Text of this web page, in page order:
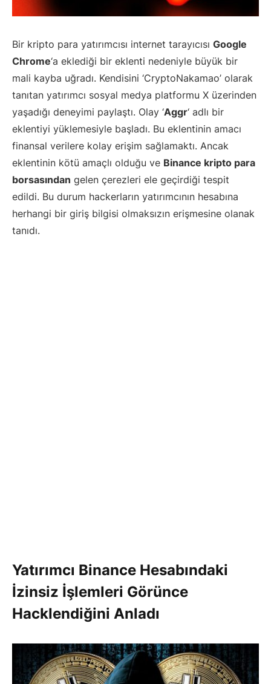
Bir kripto para yatırımcısı internet tarayıcısı Google
Chrome‘a eklediği bir eklenti nedeniyle büyük bir
mali kayba uğradı. Kendisini ‘CryptoNakamao’ olarak
tanıtan yatırımcı sosyal medya platformu X üzerinden
yaşadığı deneyimi paylaştı. Olay ‘Aggr‘ adlı bir
eklentiyi yüklemesiyle başladı. Bu eklentinin amacı
finansal verilere kolay erişim sağlamaktı. Ancak
eklentinin kötü amaçlı olduğu ve Binance kripto para
borsasından gelen çerezleri ele geçirdiği tespit
edildi. Bu durum hackerların yatırımcının hesabına
herhangi bir giriş bilgisi olmaksızın erişmesine olanak
tanıdı.
Yatırımcı Binance Hesabındaki
İzinsiz İşlemleri Görünce
Hacklendiğini Anladı